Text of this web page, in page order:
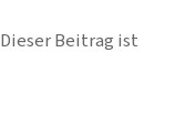
Dieser Beitrag ist